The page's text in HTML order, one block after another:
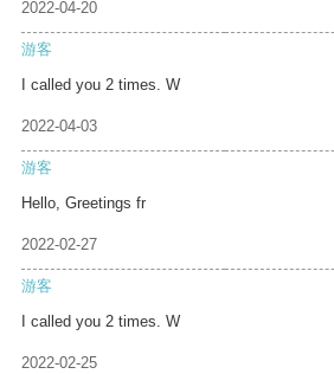
2022-04-20
游客
I called you 2 times. W
2022-04-03
游客
Hello, Greetings fr
2022-02-27
游客
I called you 2 times. W
2022-02-25